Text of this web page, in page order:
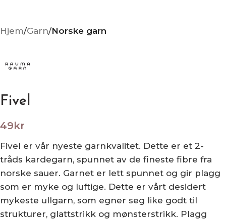
Hjem Garn Norske garn
Fivel
49kr
Fivel er vår nyeste garnkvalitet. Dette er et 2-
tråds kardegarn, spunnet av de fineste fibre fra
norske sauer. Garnet er lett spunnet og gir plagg
som er myke og luftige. Dette er vårt desidert
mykeste ullgarn, som egner seg like godt til
strukturer, glattstrikk og mønsterstrikk. Plagg